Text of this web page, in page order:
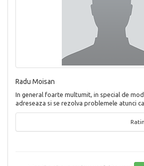
Radu Moisan
In general foarte multumit, in special de
adreseaza si se rezolva problemele atunci